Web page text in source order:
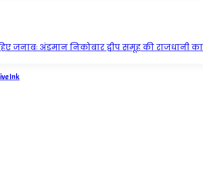
जनाबः अंडमान निकोबार द्वीप समूह की राजधानी
Ink